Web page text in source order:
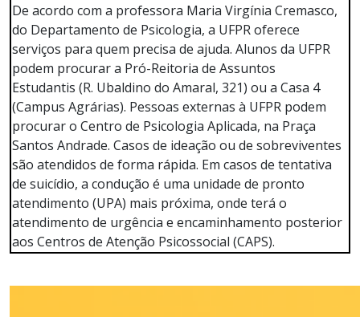
De acordo com a professora Maria Virgínia Cremasco,
do Departamento de Psicologia, a UFPR oferece
serviços para quem precisa de ajuda. Alunos da UFPR
podem procurar a Pró-Reitoria de Assuntos
Estudantis (R. Ubaldino do Amaral, 321) ou a Casa 4
(Campus Agrárias). Pessoas externas à UFPR podem
procurar o Centro de Psicologia Aplicada, na Praça
Santos Andrade. Casos de ideação ou de sobreviventes
são atendidos de forma rápida. Em casos de tentativa
de suicídio, a condução é uma unidade de pronto
atendimento (UPA) mais próxima, onde terá o
atendimento de urgência e encaminhamento posterior
aos Centros de Atenção Psicossocial (CAPS).